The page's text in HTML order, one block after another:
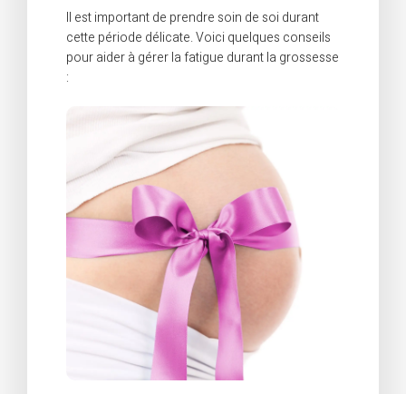
Il est important de prendre soin de soi durant
cette période délicate. Voici quelques conseils
pour aider à gérer la fatigue durant la grossesse
: